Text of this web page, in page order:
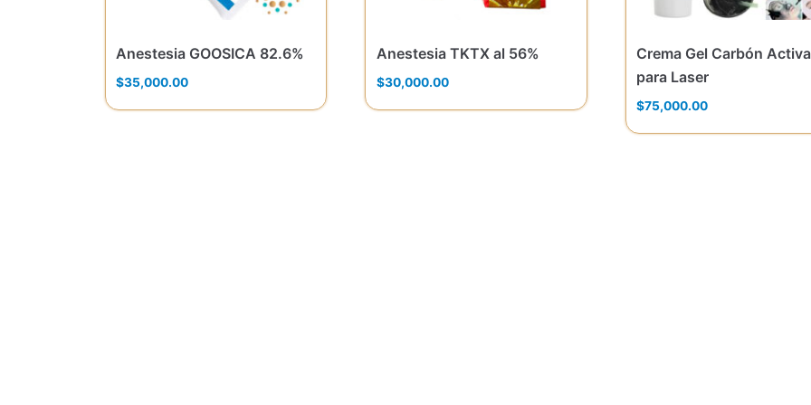
Anestesia GOOSICA 82.6%
$35,000.00
Anestesia TKTX al 56%
$30,000.00
Crema Gel Carbón
para Laser
$75,000.00